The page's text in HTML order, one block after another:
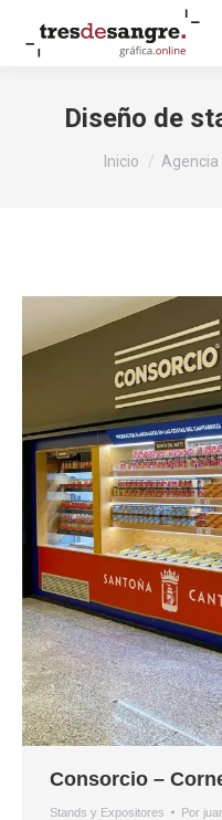
Diseño de
Inicio
Consorcio –
Stands y Expositores Por